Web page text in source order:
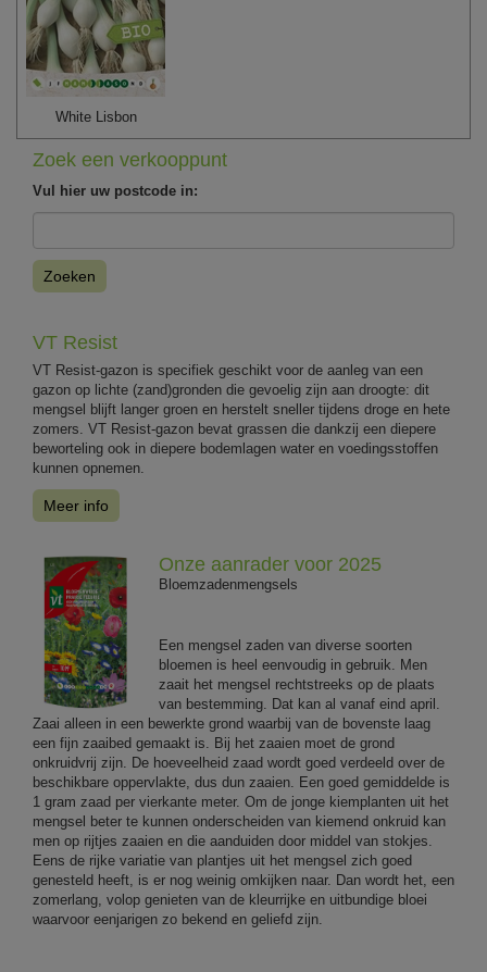
White Lisbon
Zoek een verkooppunt
Vul hier uw postcode in:
Zoeken
VT Resist
VT Resist-gazon is specifiek geschikt voor de aanleg van een
gazon op lichte (zand)gronden die gevoelig zijn aan droogte: dit
mengsel blijft langer groen en herstelt sneller tijdens droge en hete
zomers. VT Resist-gazon bevat grassen die dankzij een diepere
beworteling ook in diepere bodemlagen water en voedingsstoffen
kunnen opnemen.
Meer info
Onze aanrader voor 2025
Bloemzadenmengsels
Een mengsel zaden van diverse soorten
bloemen is heel eenvoudig in gebruik. Men
zaait het mengsel rechtstreeks op de plaats
van bestemming. Dat kan al vanaf eind april.
Zaai alleen in een bewerkte grond waarbij van de bovenste laag
een fijn zaaibed gemaakt is. Bij het zaaien moet de grond
onkruidvrij zijn. De hoeveelheid zaad wordt goed verdeeld over de
beschikbare oppervlakte, dus dun zaaien. Een goed gemiddelde is
1 gram zaad per vierkante meter. Om de jonge kiemplanten uit het
mengsel beter te kunnen onderscheiden van kiemend onkruid kan
men op rijtjes zaaien en die aanduiden door middel van stokjes.
Eens de rijke variatie van plantjes uit het mengsel zich goed
genesteld heeft, is er nog weinig omkijken naar. Dan wordt het, een
zomerlang, volop genieten van de kleurrijke en uitbundige bloei
waarvoor eenjarigen zo bekend en geliefd zijn.